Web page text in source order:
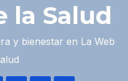
la Salud
y bienestar en La Web